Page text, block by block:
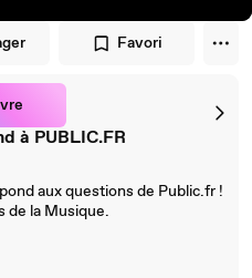
Favori
à PUBLIC.FR
aux questions de Public.fr !
de la Musique.